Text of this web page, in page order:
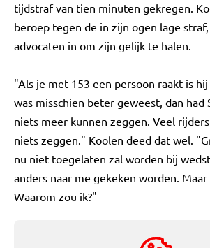
tijdstraf van tien minuten gekregen.
beroep tegen de in zijn ogen lage
advocaten in om zijn gelijk te halen.
"Als je met 153 een persoon raakt is
was misschien beter geweest, dan had
niets meer kunnen zeggen. Veel
niets zeggen." Koolen deed dat wel.
nu niet toegelaten zal worden bij
anders naar me gekeken worden.
Waarom zou ik?"